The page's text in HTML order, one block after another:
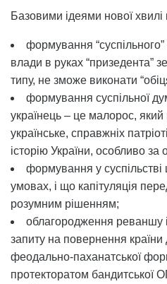
Базовими ідеями нової хвилі
формування
влади в руках “призедента”
типу, не зможе виконати
формування суспільної
українець – це малорос,
українське, справжніх
історію України, особливо за
формування у суспільстві
умовах, і що капітуляція
розумним рішенням;
облагородження реваншу
запиту на повернення
феодально-паханатської
протекторатом бандитської